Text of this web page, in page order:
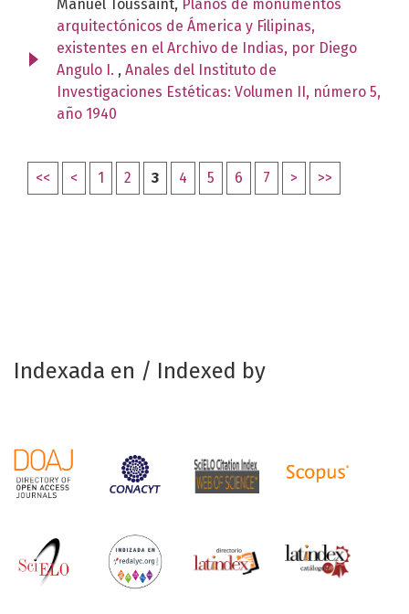
Manuel Toussaint, Planos de monumentos
arquitectónicos de Ámerica y Filipinas,
existentes en el Archivo de Indias, por Diego
Angulo I. , Anales del Instituto de
Investigaciones Estéticas: Volumen II, número 5,
año 1940
<< < 1 2 3 4 5 6 7 > >>
Indexada en / Indexed by